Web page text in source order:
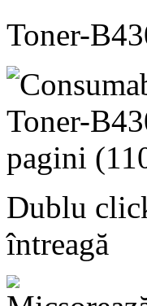
Toner-
Dublu
întreagă